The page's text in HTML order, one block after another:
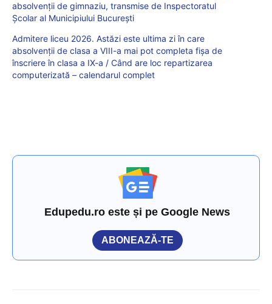
absolvenții de gimnaziu, transmise de Inspectoratul
Școlar al Municipiului București
Admitere liceu 2026. Astăzi este ultima zi în care
absolvenții de clasa a VIII-a mai pot completa fișa de
înscriere în clasa a IX-a / Când are loc repartizarea
computerizată – calendarul complet
Edupedu.ro este și pe Google News
ABONEAZĂ-TE